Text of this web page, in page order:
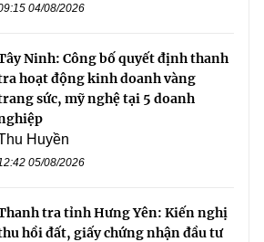
04/08/2026
Ninh: Công bố quyết định thanh
hoạt động kinh doanh vàng
sức, mỹ nghệ tại 5 doanh
Huyền
05/08/2026
tra tỉnh Hưng Yên: Kiến nghị
hồi đất, giấy chứng nhận đầu tư